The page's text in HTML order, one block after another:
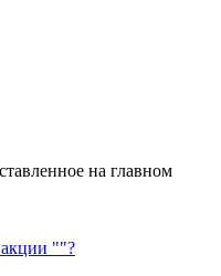
на главном
""?